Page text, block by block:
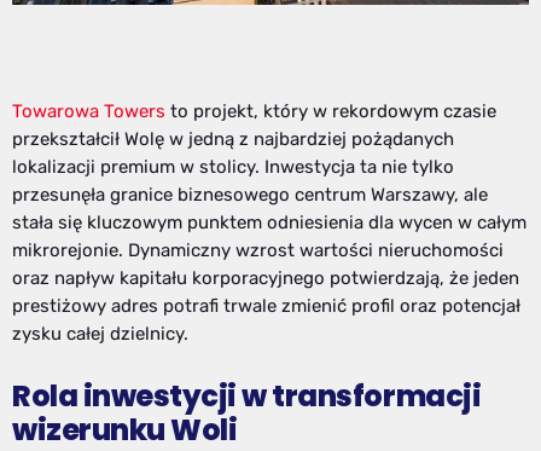
Towarowa Towers to projekt, który w rekordowym czasie
przekształcił Wolę w jedną z najbardziej pożądanych
lokalizacji premium w stolicy. Inwestycja ta nie tylko
przesunęła granice biznesowego centrum Warszawy, ale
stała się kluczowym punktem odniesienia dla wycen w całym
mikrorejonie. Dynamiczny wzrost wartości nieruchomości
oraz napływ kapitału korporacyjnego potwierdzają, że jeden
prestiżowy adres potrafi trwale zmienić profil oraz potencjał
zysku całej dzielnicy.
Rola inwestycji w transformacji
wizerunku Woli